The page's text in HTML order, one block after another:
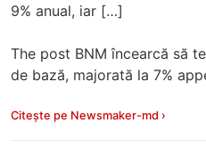
9% anual, iar […]
The post BNM încearcă să
de bază, majorată la 7%
Citește pe Newsmaker-md ›